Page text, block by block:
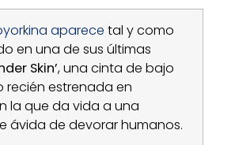
aparece tal y como
en una de sus últimas
Skin’, una cinta de bajo
recién estrenada en
la que da vida a una
ávida de devorar humanos.